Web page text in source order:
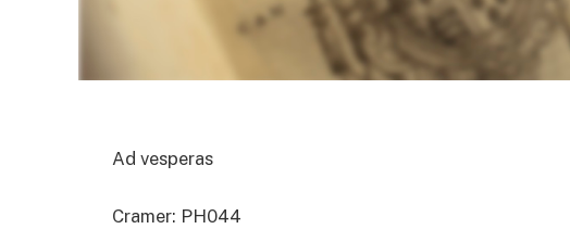
Ad vesperas
Cramer: PH044